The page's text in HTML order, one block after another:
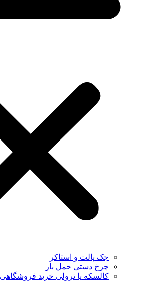
جک پالت و استاکر
چرخ دستی حمل بار
کالسکه یا ترولی خرید فروشگاهی